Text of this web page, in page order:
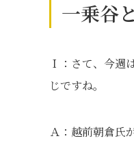
一乗谷
Ｉ：さて、今週
じですね。
Ａ：越前朝倉氏